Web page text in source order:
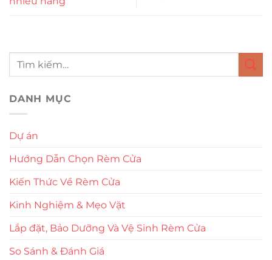
DANH MỤC
Dự án
Hướng Dẫn Chọn Rèm Cửa
Kiến Thức Về Rèm Cửa
Kinh Nghiệm & Mẹo Vặt
Lắp đặt, Bảo Dưỡng Và Vệ Sinh Rèm Cửa
So Sánh & Đánh Giá